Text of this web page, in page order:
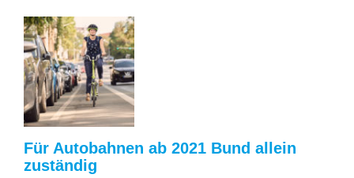
Für Autobahnen ab 2021 Bund allein
zuständig